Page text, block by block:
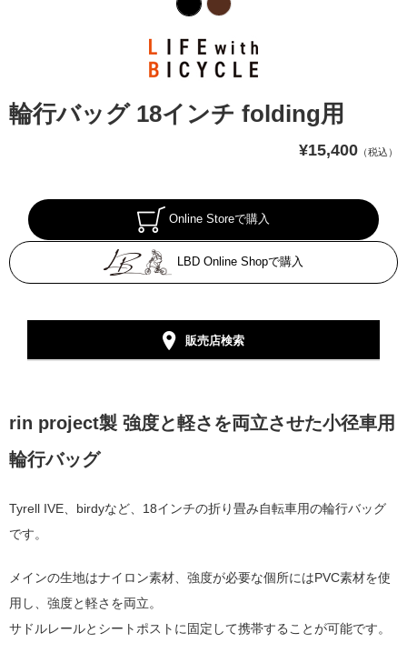
輪行バッグ 18インチ folding用
¥15,400 （税込）
Online Storeで購入
LBD Online Shopで購入
販売店検索
rin project製 強度と軽さを両立させた小径車用
輪行バッグ
Tyrell IVE、birdyなど、18インチの折り畳み自転車用の輪行バッグ
です。
メインの生地はナイロン素材、強度が必要な個所にはPVC素材を使
用し、強度と軽さを両立。
サドルレールとシートポストに固定して携帯することが可能です。